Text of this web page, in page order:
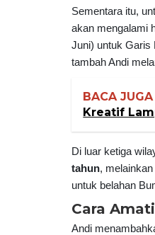
Sementara itu,
akan mengalami
Juni) untuk Garis
tambah Andi
BACA JUGA
Kreatif
Di luar ketiga
tahun,
untuk belahan
Cara Amati
Andi